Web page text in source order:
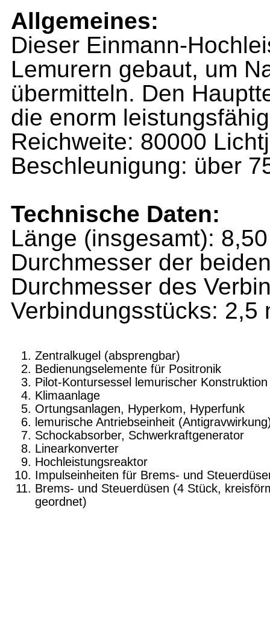
Allgemeines:
Dieser Einmann-
Lemurern gebaut, um
über­mitteln. Den
die enorm
Reichweite: 80000
Beschleunigung: über
Technische Daten:
Länge (insgesamt):
Durchmesser der
Durchmesser des
Verbindungsstücks: 2,5
Zentralkugel (absprengbar)
Bedienungselemente für Positronik
Pilot-Kontursessel lemurischer Konstruktion
Klimaanlage
Ortungsanlagen, Hyperkom, Hyperfunk
lemurische Antriebseinheit
Schockabsorber, Schwerkraftgenerator
Linearkonverter
Hochleistungsreaktor
Impulseinheiten für Brems- und
Brems- und Steuerdüsen (4 Stück,
geordnet)